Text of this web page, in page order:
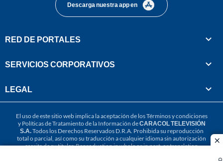
Descarga nuestra app en
RED DE PORTALES
SERVICIOS CORPORATIVOS
LEGAL
El uso de este sitio web implica la aceptación de losTérminos y condiciones
y Políticas de Tratamiento de la Información deCARACOL TELEVISIÓN
S.A.Todos los Derechos Reservados D.R.A. Prohibida su reproducción
total o parcial, así como su traducción a cualquier idioma sin autorización
escrita de su titular. Reproduction in whole or in part, or translation